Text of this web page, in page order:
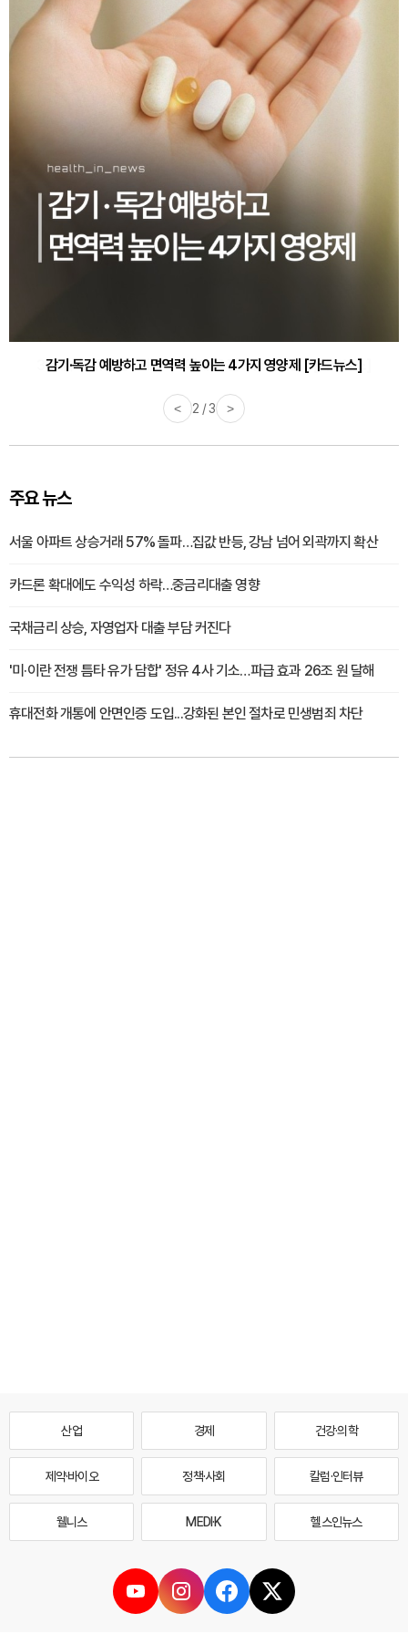
감기·독감 예방하고 면역력 높이는 4가지 영양제 [카드뉴스]
< 3 / 3 >
주요 뉴스
서울 아파트 상승거래 57% 돌파…집값 반등, 강남 넘어 외곽까지 확산
카드론 확대에도 수익성 하락…중금리대출 영향
국채금리 상승, 자영업자 대출 부담 커진다
'미·이란 전쟁 틈타 유가 담합' 정유 4사 기소…파급 효과 26조 원 달해
휴대전화 개통에 안면인증 도입...강화된 본인 절차로 민생범죄 차단
산업 경제 건강·의학
제약·바이오 정책·사회 칼럼·인터뷰
웰니스 MEDI·K 헬스인뉴스